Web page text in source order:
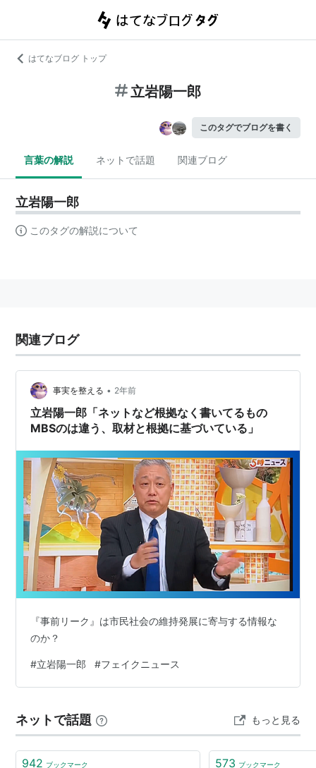
はてなブログ トップ
立岩陽一郎
このタグでブログを書く
言葉の解説 ネットで話題 関連ブログ
立岩陽一郎
このタグの解説について
関連ブログ
事実を整える • 2年前
立岩陽一郎「ネットなど根拠なく書いてるもの
MBSのは違う、取材と根拠に基づいている」
『事前リーク』は市民社会の維持発展に寄与する情報な
のか？
#立岩陽一郎 #フェイクニュース
ネットで話題 もっと見る
942 ブックマーク 573 ブックマーク